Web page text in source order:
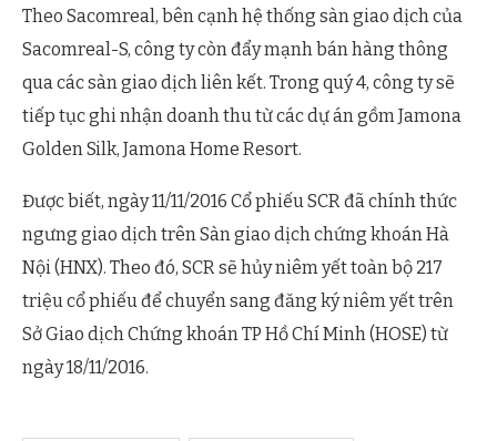
Theo Sacomreal, bên cạnh hệ thống sàn giao dịch của
Sacomreal-S, công ty còn đẩy mạnh bán hàng thông
qua các sàn giao dịch liên kết. Trong quý 4, công ty sẽ
tiếp tục ghi nhận doanh thu từ các dự án gồm Jamona
Golden Silk, Jamona Home Resort.
Được biết, ngày 11/11/2016 Cổ phiếu SCR đã chính thức
ngưng giao dịch trên Sàn giao dịch chứng khoán Hà
Nội (HNX). Theo đó, SCR sẽ hủy niêm yết toàn bộ 217
triệu cổ phiếu để chuyển sang đăng ký niêm yết trên
Sở Giao dịch Chứng khoán TP Hồ Chí Minh (HOSE) từ
ngày 18/11/2016.